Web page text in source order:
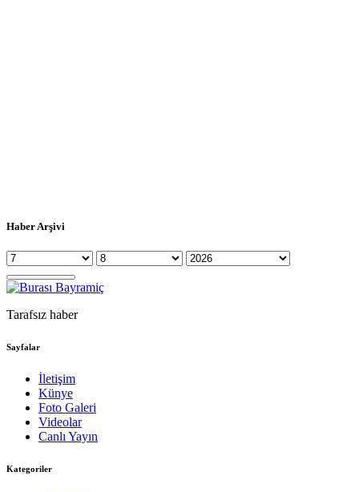
Haber Arşivi
Tarafsız haber
Sayfalar
İletişim
Künye
Foto Galeri
Videolar
Canlı Yayın
Kategoriler